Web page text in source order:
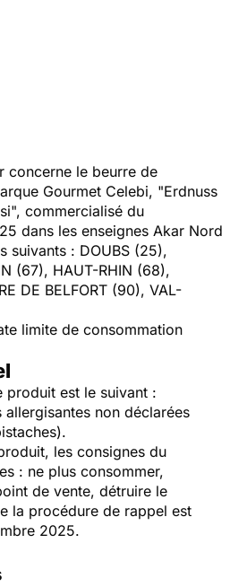
concerne le beurre de
Gourmet Celebi, "Erdnuss
commercialisé du
dans les enseignes Akar Nord
suivants : DOUBS (25),
(67), HAUT-RHIN (68),
DE BELFORT (90), VAL-
limite de consommation
est le suivant :
non déclarées
les consignes du
: ne plus consommer,
de vente, détruire le
la procédure de rappel est
2025.